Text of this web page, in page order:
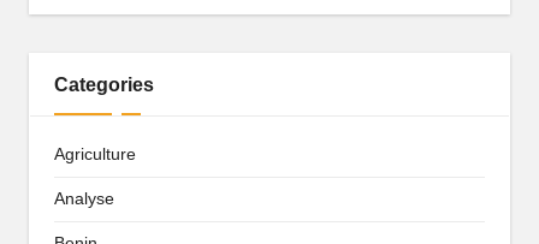
Categories
Agriculture
Analyse